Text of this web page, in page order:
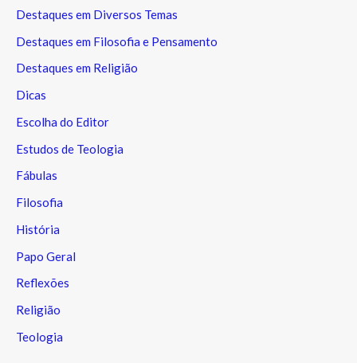
Destaques em Diversos Temas
Destaques em Filosofia e Pensamento
Destaques em Religião
Dicas
Escolha do Editor
Estudos de Teologia
Fábulas
Filosofia
História
Papo Geral
Reflexões
Religião
Teologia